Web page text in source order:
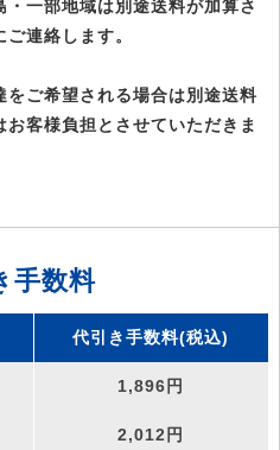
一部地域は別途送料が加算さ
連絡します。
ご希望される場合は別途送料
客様負担とさせていただきま
手数料
代引き手数料(税込)
1,896円
2,012円